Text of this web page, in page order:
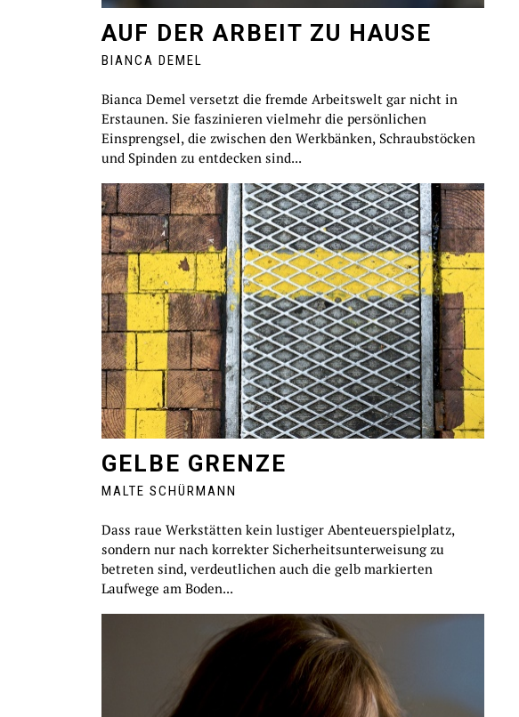
AUF DER ARBEIT ZU HAUSE
BIANCA DEMEL
Bianca Demel versetzt die fremde Arbeitswelt gar nicht in
Erstaunen. Sie faszinieren vielmehr die persönlichen
Einsprengsel, die zwischen den Werkbänken, Schraubstöcken
und Spinden zu entdecken sind...
GELBE GRENZE
MALTE SCHÜRMANN
Dass raue Werkstätten kein lustiger Abenteuerspielplatz,
sondern nur nach korrekter Sicherheitsunterweisung zu
betreten sind, verdeutlichen auch die gelb markierten
Laufwege am Boden...